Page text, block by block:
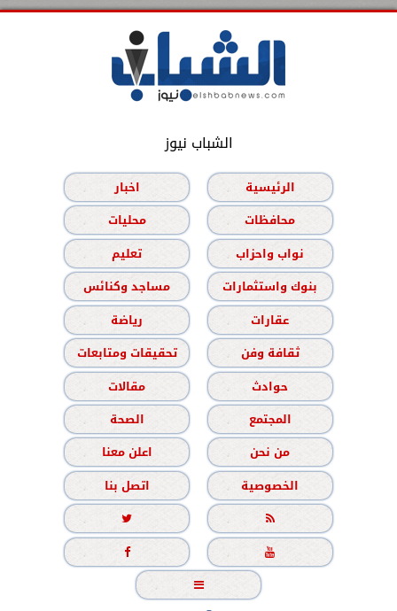
الشباب نيوز
الرئيسية
اخبار
محافظات
محليات
نواب واحزاب
تعليم
بنوك واستثمارات
مساجد وكنائس
عقارات
رياضة
ثقافة وفن
تحقيقات ومتابعات
حوادث
مقالات
المجتمع
الصحة
من نحن
اعلن معنا
الخصوصية
اتصل بنا




